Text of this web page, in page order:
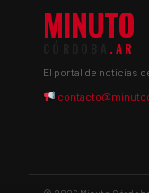
MINUTO
.AR
El portal de noticias